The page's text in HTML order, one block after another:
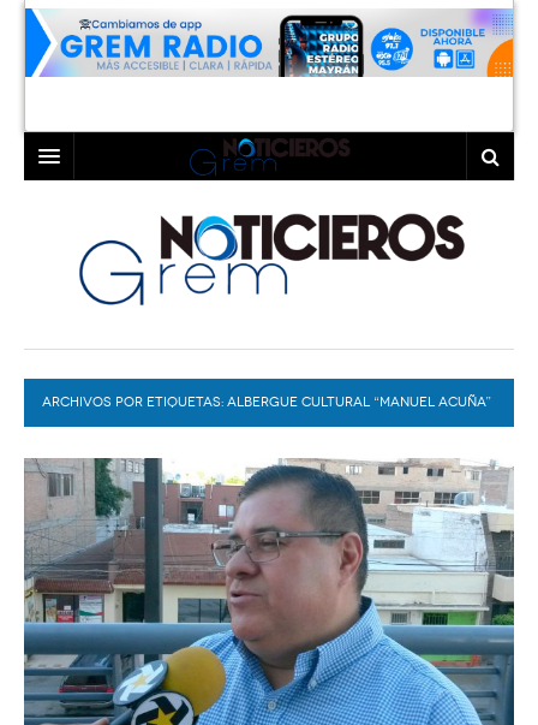
LAGUNA
TORREÓN
GÓMEZ PALACIO
LERDO
COAHUILA
DURANGO
DEPORTES
EXA
EL EXACTO
EXA INFORMA
GLOBO
CONTEXTOS
TRAYECTO LAGUNA
A MEDIA MAÑANA
DIÁLOGOS CON LA HISTORIA
TWEETS AND BEATS
LA MEJOR 97.1 ESTÉREO GALLITO
COLABORADORES
PC29
ACTUALIDADES GREM
ARCHIVOS POR ETIQUETAS: ALBERGUE CULTURAL “MANUEL ACUÑA”